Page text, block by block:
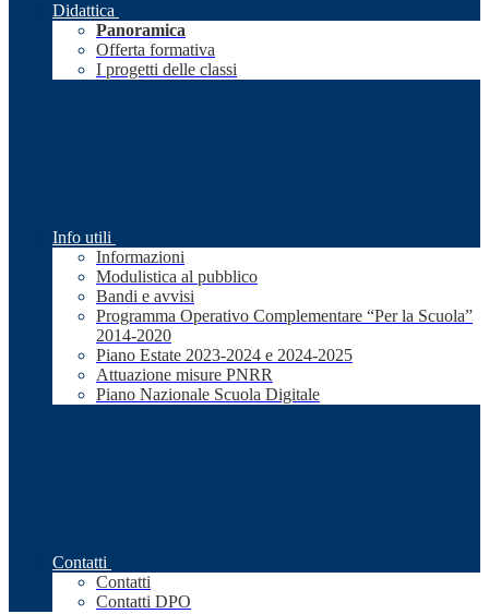
Didattica
Panoramica
Offerta formativa
I progetti delle classi
Info utili
Informazioni
Modulistica al pubblico
Bandi e avvisi
Programma Operativo Complementare “Per la Scuola”
2014-2020
Piano Estate 2023-2024 e 2024-2025
Attuazione misure PNRR
Piano Nazionale Scuola Digitale
Contatti
Contatti
Contatti DPO